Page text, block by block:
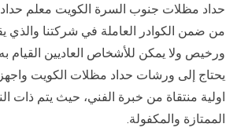
حداد مظلات جنوب السرة الكويت معلم
من ضمن الكوادر العاملة في شركتنا والذي
ورخيص ولا يمكن للأشخاص العاديين القيام به
يحتاج إلى ورشات حداد مظلات الكويت
اولية منتقاة من خبرة الفني، حيث يتم ذات
الممتازة والمكفولة.